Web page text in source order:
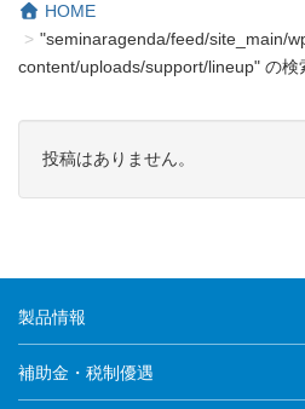
HOME
"seminaragenda/feed/site_main/
content/uploads/support/lineup" の検
投稿はありません。
製品情報
補助金・税制優遇